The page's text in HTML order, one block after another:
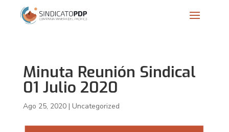
Minuta Reunión Sindical
01 Julio 2020
Ago 25, 2020| Uncategorized